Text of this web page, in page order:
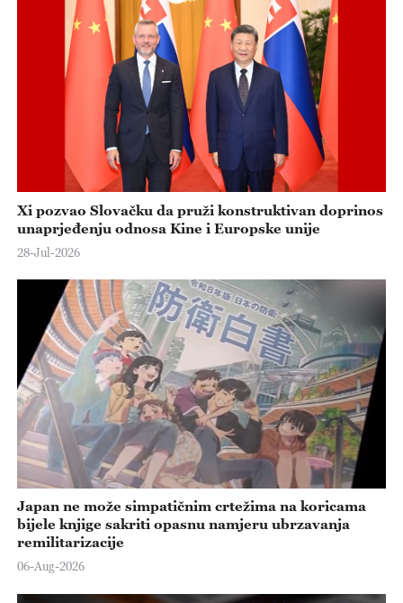
Xi pozvao Slovačku da pruži konstruktivan doprinos
unaprjeđenju odnosa Kine i Europske unije
28-Jul-2026
Japan ne može simpatičnim crtežima na koricama
bijele knjige sakriti opasnu namjeru ubrzavanja
remilitarizacije
06-Aug-2026